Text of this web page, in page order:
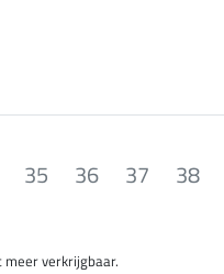
35 36 37 38
verkrijgbaar.